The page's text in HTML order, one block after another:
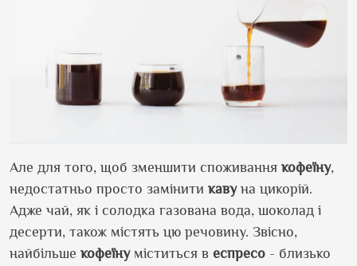
Але для того, щоб зменшити споживання кофеїну,
недостатньо просто замінити кавуна цикорій.
Адже чай, як і солодка газована вода, шоколад і
десерти, також містять цю речовину. Звісно,
найбільше кофеїнуміститься в еспресо - близько